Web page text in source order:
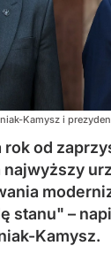
Kamysz i
od
stanu" –
Kamysz.